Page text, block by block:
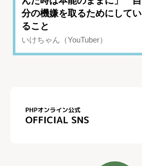
分の機嫌を取るためにしてい
ること
いけちゃん（YouTuber）